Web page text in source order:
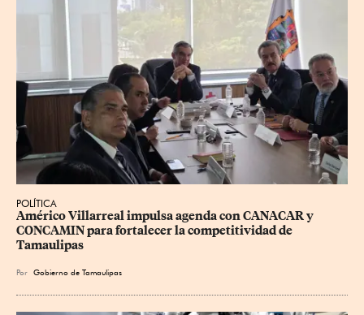
POLÍTICA
Américo Villarreal impulsa agenda con CANACAR y
CONCAMIN para fortalecer la competitividad de
Tamaulipas
Por Gobierno de Tamaulipas